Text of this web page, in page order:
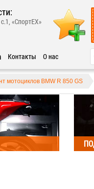
«СпортЕХ»
Контакты О нас
мотоциклов BMW R 850 GS